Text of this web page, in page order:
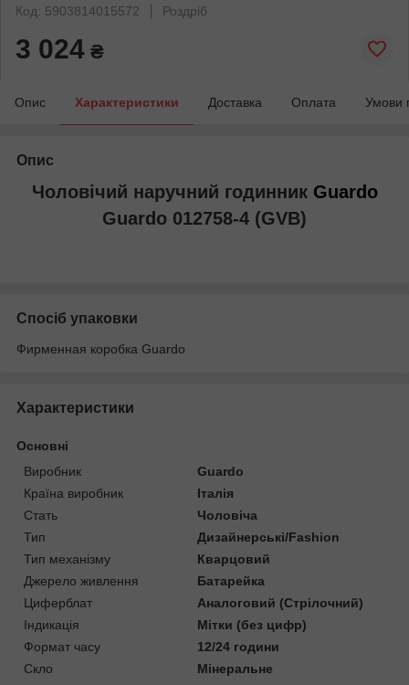
Код: 5903814015572
Роздріб
3 024 ₴
Опис Характеристики Доставка Оплата Умови
Опис
Чоловічий наручний годинник Guardo
Guardo 012758-4 (GVB)
Спосіб упаковки
Фирменная коробка Guardo
Характеристики
Основні
Виробник
Guardo
Країна виробник
Італія
Стать
Чоловіча
Тип
Дизайнерські/Fashion
Тип механізму
Кварцовий
Джерело живлення
Батарейка
Циферблат
Аналоговий (Стрілочний)
Індикація
Мітки (без цифр)
Формат часу
12/24 години
Скло
Мінеральне